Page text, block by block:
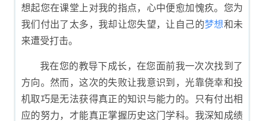
想起您在课堂上对我的指点，心中便愈加愧疚。您为
我们付出了太多，我却让您失望，让自己的梦想和未
来遭受打击。
我在您的教导下成长，在您面前我一次次找到了
方向。然而，这次的失败让我意识到，光靠侥幸和投
机取巧是无法获得真正的知识与能力的。只有付出相
应的努力，才能真正掌握历史这门学科。我深知成绩